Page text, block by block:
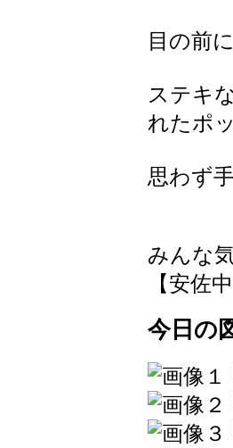
目の前
ステキ
れたポ
思わず
みんな
【安佐
今日の